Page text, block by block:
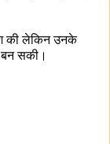
की लेकिन उनके
सकी।